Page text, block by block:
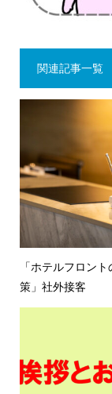
関連記事一覧
「ホテルフロン
策」社外接客